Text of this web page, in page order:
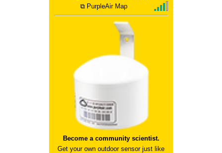
⧉ PurpleAir Map
Become a community scientist.
Get your own outdoor sensor just like